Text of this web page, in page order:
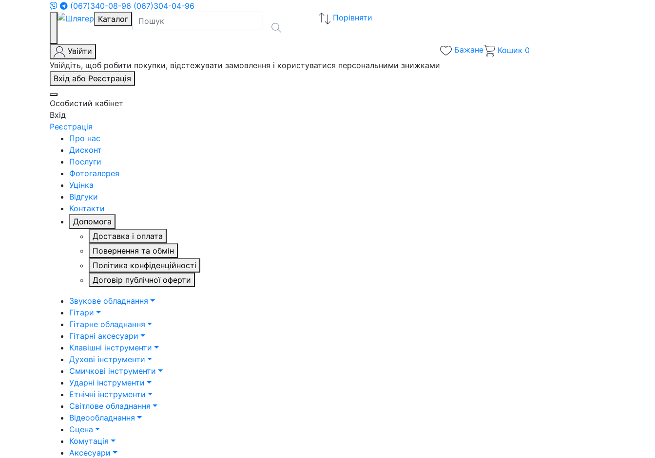
(067)340-08-96 (067)304-04-96
Каталог
Порівняти
Увійти
Увійдіть, щоб робити покупки, відстежувати замовлення і користуватися персональними знижками
Вхід або Реєстрація
Особистий кабінет
Вхід
Реєстрація
Бажане Кошик 0
Про нас
Дисконт
Послуги
Фотогалерея
Уцінка
Відгуки
Контакти
Допомога
Доставка і оплата
Повернення та обмін
Політика конфіденційності
Договір публічної оферти
Звукове обладнання
Гітари
Гітарне обладнання
Гітарні аксесуари
Клавішні інструменти
Духові інструменти
Смичкові інструменти
Ударні інструменти
Етнічні інструменти
Світлове обладнання
Відеообладнання
Сцена
Комутація
Аксесуари